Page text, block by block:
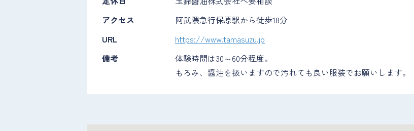
アクセス
阿武隈急行保原駅から徒歩18分
URL
https://www.tamasuzu.jp
備考
体験時間は30～60分程度。
もろみ、醤油を扱いますので汚れても良い服装でお願いします。